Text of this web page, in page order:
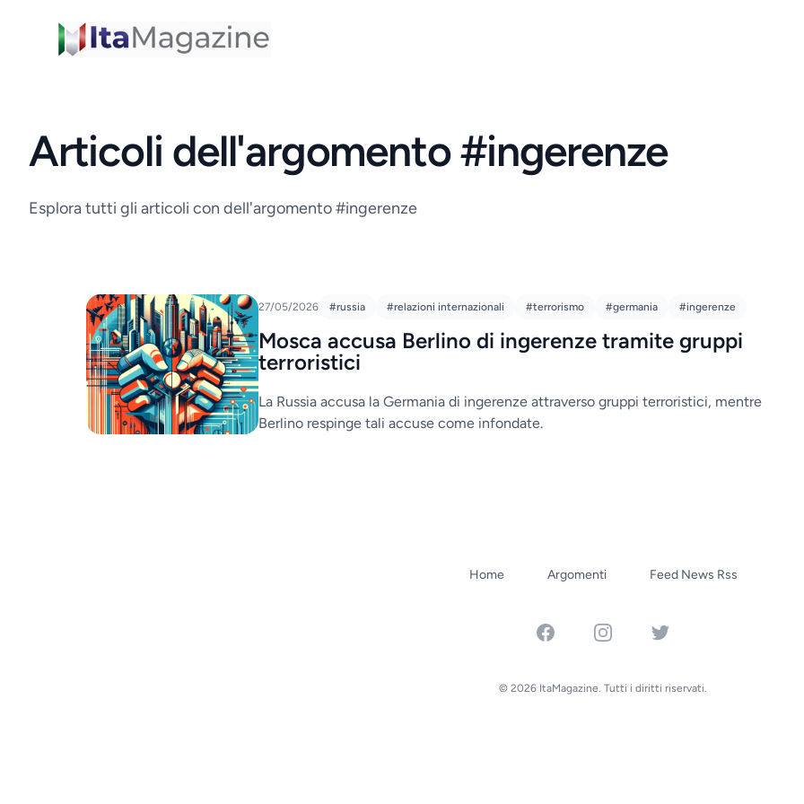
ItaMagazine
Articoli dell'argomento #ingerenze
Esplora tutti gli articoli con dell'argomento #ingerenze
27/05/2026 #russia #relazioni internazionali #terrorismo #germania #ingerenze
Mosca accusa Berlino di ingerenze tramite gruppi
terroristici
La Russia accusa la Germania di ingerenze attraverso gruppi terroristici, mentre
Berlino respinge tali accuse come infondate.
Home Argomenti Feed News Rss
FacebookInstagramTwitter
© 2026 ItaMagazine. Tutti i diritti riservati.